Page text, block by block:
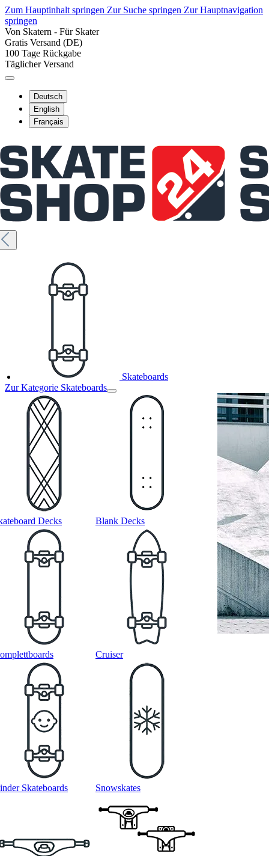
Zum Hauptinhalt springen Zur Suche springen Zur Hauptnavigation
springen
Von Skatern - Für Skater
Gratis Versand (DE)
100 Tage Rückgabe
Täglicher Versand
Deutsch
English
Français
Skateboards
Zur Kategorie Skateboards
Decks Blank Decks
Cruiser
Skateboards Snowskates